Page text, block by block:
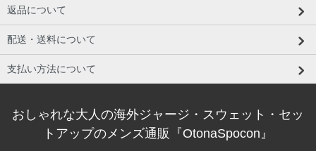
返品について
配送・送料について
支払い方法について
おしゃれな大人の海外ジャージ・スウェット・セッ
トアップのメンズ通販『OtonaSpocon』